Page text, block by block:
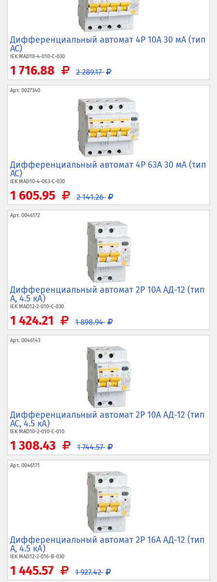
Дифференциальный автомат 4P 10А 30 мА (тип
AC)
IEKMAD10-4-010-C-030
1 716.88 2 289.17
Арт. 0027340
Дифференциальный автомат 4P 63А 30 мА (тип
AC)
IEKMAD10-4-063-C-030
1 605.95 2 141.26
Арт. 0046172
Дифференциальный автомат 2P 10А АД-12 (тип
A, 4.5 кА)
IEKMAD12-2-010-C-030
1 424.21 1 898.94
Арт. 0046143
Дифференциальный автомат 2P 10А АД-12 (тип
AC, 4.5 кА)
IEKMAD10-2-010-C-010
1 308.43 1 744.57
Арт. 0046171
Дифференциальный автомат 2P 16А АД-12 (тип
A, 4.5 кА)
IEKMAD12-2-016-B-030
1 445.57 1 927.42